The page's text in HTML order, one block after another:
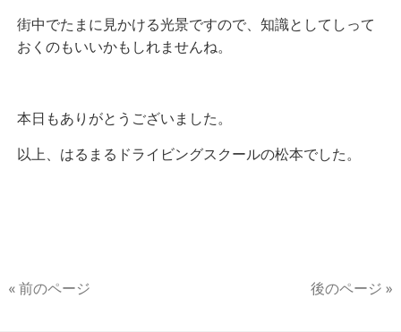
街中でたまに見かける光景ですので、知識としてしって
おくのもいいかもしれませんね。
本日もありがとうございました。
以上、はるまるドライビングスクールの松本でした。
« 前のページ 後のページ »